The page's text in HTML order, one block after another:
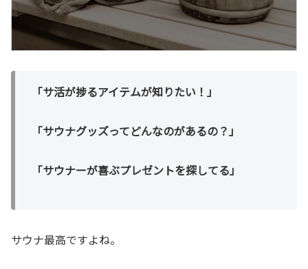
「サ活が捗るアイテムが知りたい！」
「サウナグッズってどんなのがあるの？」
「サウナーが喜ぶプレゼントを探してる」
サウナ最高ですよね。